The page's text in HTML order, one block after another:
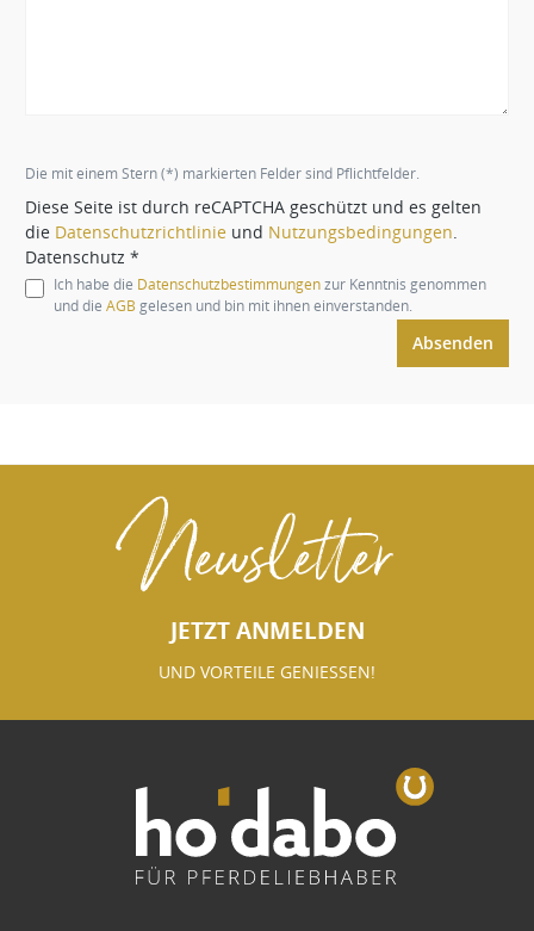
Die mit einem Stern (*) markierten Felder sind Pflichtfelder.
Diese Seite ist durch reCAPTCHA geschützt und es gelten
die Datenschutzrichtlinie und Nutzungsbedingungen.
Datenschutz *
Ich habe die Datenschutzbestimmungenzur Kenntnis genommen
und die AGB gelesen und bin mit ihnen einverstanden.
Absenden
Newsletter
JETZT ANMELDEN
UND VORTEILE GENIESSEN!